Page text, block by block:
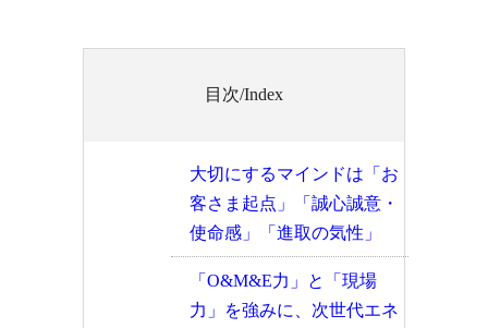
目次/Index
大切にするマインドは「お
客さま起点」「誠心誠意・
使命感」「進取の気性」
「O&M&E力」と「現場
力」を強みに、次世代エネ